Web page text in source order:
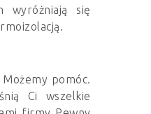
wyróżniają się
pomóc.
Ci wszelkie